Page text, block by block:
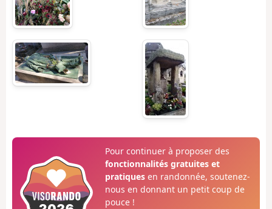
Pour continuer à proposer des
fonctionnalités gratuites et
pratiquesen randonnée, soutenez-
nous en donnant un petit coup de
pouce !